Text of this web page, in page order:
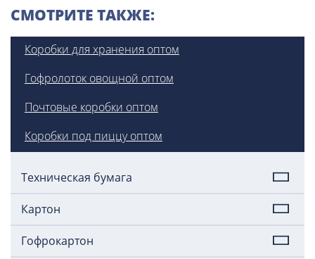
СМОТРИТЕ ТАКЖЕ:
Коробки для хранения оптом
Гофролоток овощной оптом
Почтовые коробки оптом
Коробки под пиццу оптом
Техническая бумага
Картон
Гофрокартон